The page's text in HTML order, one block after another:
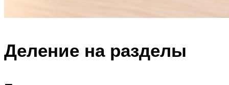
Деление на разделы